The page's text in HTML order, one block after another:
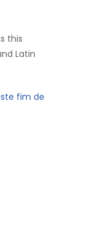
this
Latin
fim de